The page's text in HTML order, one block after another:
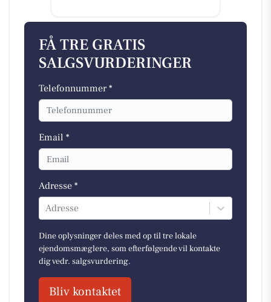
FÅ TRE GRATIS
SALGSVURDERINGER
Telefonnummer *
Email *
Adresse *
Adresse
Dine oplysninger deles med op til tre lokale
ejendomsmæglere, som efterfølgende vil kontakte
dig vedr. salgsvurdering.
Bliv kontaktet